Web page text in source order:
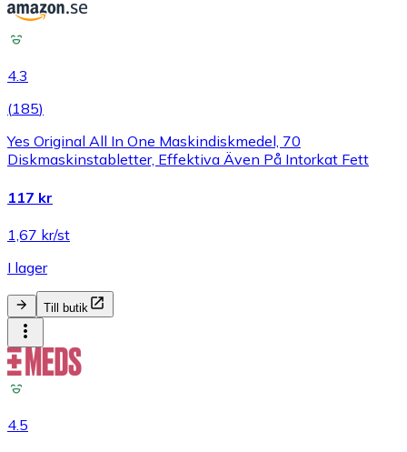
4.3
(185)
Yes Original All In One Maskindiskmedel, 70
Diskmaskinstabletter, Effektiva Även På Intorkat Fett
117 kr
1,67 kr/st
I lager
Till butik
4.5